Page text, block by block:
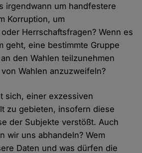
irgendwann um handfestere
Korruption, um
Herrschaftsfragen? Wenn es
geht, eine bestimmte Gruppe
den Wahlen teilzunehmen
Wahlen anzuzweifeln?
sich, einer exzessiven
zu gebieten, insofern diese
der Subjekte verstößt. Auch
wir uns abhandeln? Wem
Daten und was dürfen die